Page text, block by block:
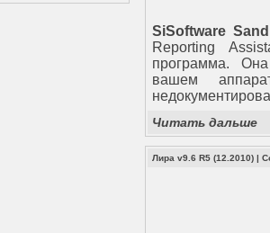
SiSoftware
Reporting
программа.
вашем
Читать дальше
Лира v9.6 R5 (12.2010) |